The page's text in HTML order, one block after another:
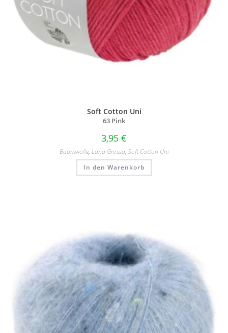
Soft Cotton Uni
63 Pink
3,95 €
Baumwolle, Lana Grossa, Soft Cotton Uni
In den Warenkorb